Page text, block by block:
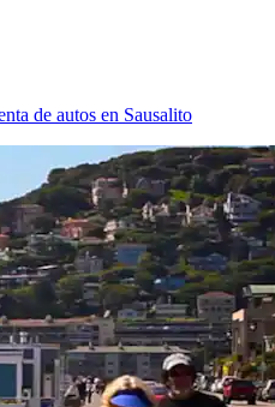
de autos en Sausalito